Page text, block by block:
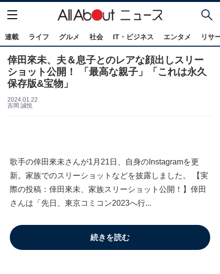
連載 ライフ グルメ 社会 IT・ビジネス エンタメ リサ
倖田來未、夫＆息子とのレアな顔出しスリー
ショット公開！ 「最高な親子」「これは永久
保存版&宝物」
2024.01.22
吉岡 誠悦
歌手の倖田來未さんが1月21日、自身のInstagramを更
新。家族でのスリーショットなどを披露しました。 【実
際の投稿：倖田來未、家族スリーショット公開！】倖田
さんは「先日、東京コミコン2023へ行...
続きを読む